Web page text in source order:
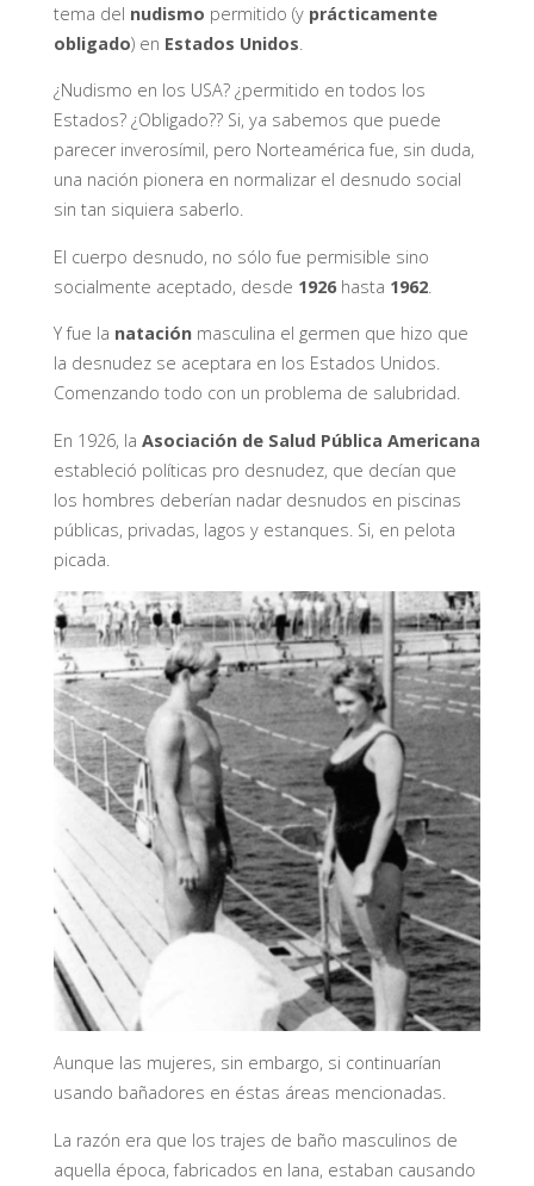
tema del nudismo permitido (y prácticamente
obligado) en Estados Unidos.
¿Nudismo en los USA? ¿permitido en todos los
Estados? ¿Obligado?? Si, ya sabemos que puede
parecer inverosímil, pero Norteamérica fue, sin duda,
una nación pionera en normalizar el desnudo social
sin tan siquiera saberlo.
El cuerpo desnudo, no sólo fue permisible sino
socialmente aceptado, desde 1926hasta 1962.
Y fue la nataciónmasculina el germen que hizo que
la desnudez se aceptara en los Estados Unidos.
Comenzando todo con un problema de salubridad.
En 1926, la Asociación de Salud Pública Americana
estableció políticas pro desnudez, que decían que
los hombres deberían nadar desnudos en piscinas
públicas, privadas, lagos y estanques. Si, en pelota
picada.
Aunque las mujeres, sin embargo, si continuarían
usando bañadores en éstas áreas mencionadas.
La razón era que los trajes de baño masculinos de
aquella época, fabricados en lana, estaban causando